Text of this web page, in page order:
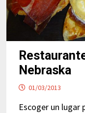
Nebraska
01/03/2013
Escoger un lugar